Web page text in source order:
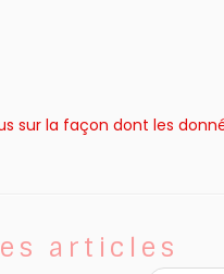
sur la façon dont les
articles